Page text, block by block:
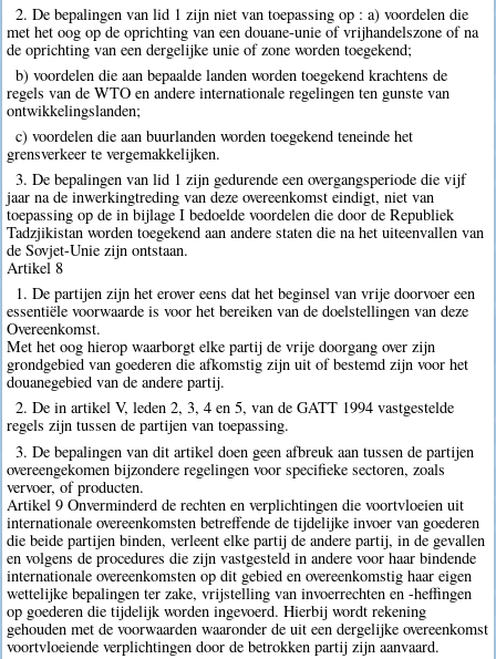
2. De bepalingen van lid 1 zijn niet van toepassing op : a) voordelen die
met het oog op de oprichting van een douane-unie of vrijhandelszone of na
de oprichting van een dergelijke unie of zone worden toegekend;
b) voordelen die aan bepaalde landen worden toegekend krachtens de
regels van de WTO en andere internationale regelingen ten gunste van
ontwikkelingslanden;
c) voordelen die aan buurlanden worden toegekend teneinde het
grensverkeer te vergemakkelijken.
3. De bepalingen van lid 1 zijn gedurende een overgangsperiode die vijf
jaar na de inwerkingtreding van deze overeenkomst eindigt, niet van
toepassing op de in bijlage I bedoelde voordelen die door de Republiek
Tadzjikistan worden toegekend aan andere staten die na het uiteenvallen van
de Sovjet-Unie zijn ontstaan.
Artikel 8
1. De partijen zijn het erover eens dat het beginsel van vrije doorvoer een
essentiële voorwaarde is voor het bereiken van de doelstellingen van deze
Overeenkomst.
Met het oog hierop waarborgt elke partij de vrije doorgang over zijn
grondgebied van goederen die afkomstig zijn uit of bestemd zijn voor het
douanegebied van de andere partij.
2. De in artikel V, leden 2, 3, 4 en 5, van de GATT 1994 vastgestelde
regels zijn tussen de partijen van toepassing.
3. De bepalingen van dit artikel doen geen afbreuk aan tussen de partijen
overeengekomen bijzondere regelingen voor specifieke sectoren, zoals
vervoer, of producten.
Artikel 9 Onverminderd de rechten en verplichtingen die voortvloeien uit
internationale overeenkomsten betreffende de tijdelijke invoer van goederen
die beide partijen binden, verleent elke partij de andere partij, in de gevallen
en volgens de procedures die zijn vastgesteld in andere voor haar bindende
internationale overeenkomsten op dit gebied en overeenkomstig haar eigen
wettelijke bepalingen ter zake, vrijstelling van invoerrechten en -heffingen
op goederen die tijdelijk worden ingevoerd. Hierbij wordt rekening
gehouden met de voorwaarden waaronder de uit een dergelijke overeenkomst
voortvloeiende verplichtingen door de betrokken partij zijn aanvaard.